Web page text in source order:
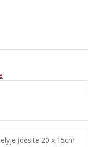
įdėsite 20 x 15cm